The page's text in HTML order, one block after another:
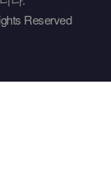
Reserved